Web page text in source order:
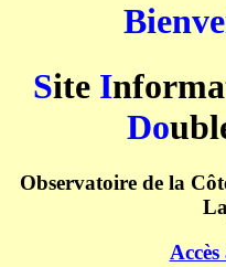
Site I
Do
Observatoire de la